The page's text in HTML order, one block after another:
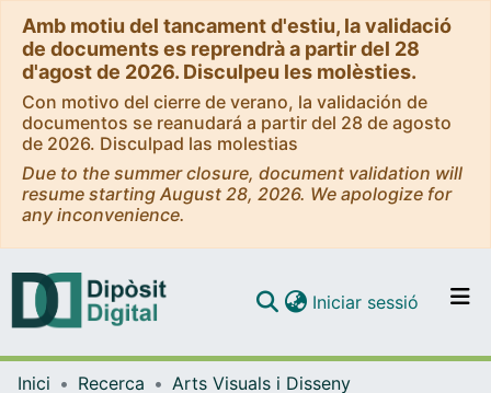
Amb motiu del tancament d'estiu, la validació
de documents es reprendrà a partir del 28
d'agost de 2026. Disculpeu les molèsties.
Con motivo del cierre de verano, la validación de
documentos se reanudará a partir del 28 de agosto
de 2026. Disculpad las molestias
Due to the summer closure, document validation will
resume starting August 28, 2026. We apologize for
any inconvenience.
Navega per tot el DD
Iniciar sessió (current)
Inici Recerca
Arts Visuals i Disseny